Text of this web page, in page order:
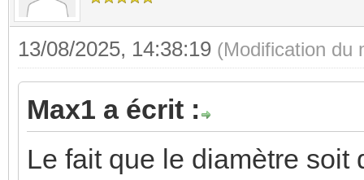
13/08/2025, 14:38:19 (Modification du
Max1 a écrit :
Le fait que le diamètre soit